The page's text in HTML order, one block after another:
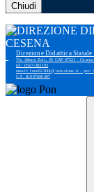
Chiudi
Direzione Didattica Statale
Via Adone Zoli, 35 CAP 47521 - Cesena
tel: 0547-383193
email: foee02300r@istruzione.it - pec:
C.F. 81007690407